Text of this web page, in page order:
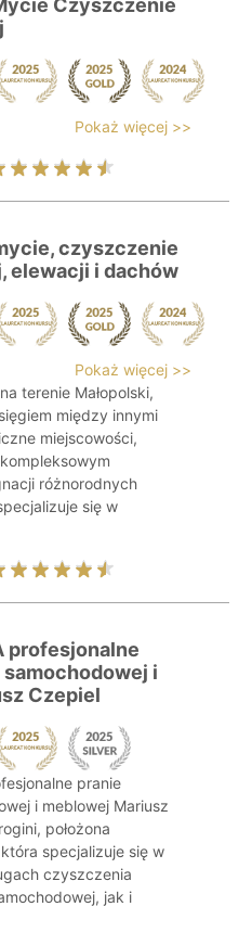
Czyszczenie
Pokaż więcej >>
czyszczenie
elewacji i dachów
Pokaż więcej >>
terenie Małopolski,
między innymi
miejscowości,
różnorodnych
się w
profesjonalne
i
Czepiel
pranie
i meblowej Mariusz
położona
specjalizuje się w
czyszczenia
jak i